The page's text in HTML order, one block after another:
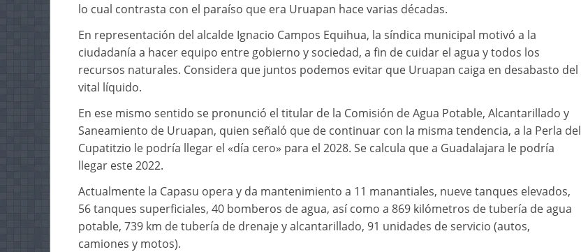
lo cual contrasta con el paraíso que era Uruapan hace varias décadas.
En representación del alcalde Ignacio Campos Equihua, la síndica municipal motivó a la
ciudadanía a hacer equipo entre gobierno y sociedad, a fin de cuidar el agua y todos los
recursos naturales. Considera que juntos podemos evitar que Uruapan caiga en desabasto del
vital líquido.
En ese mismo sentido se pronunció el titular de la Comisión de Agua Potable, Alcantarillado y
Saneamiento de Uruapan, quien señaló que de continuar con la misma tendencia, a la Perla del
Cupatitzio le podría llegar el «día cero» para el 2028. Se calcula que a Guadalajara le podría
llegar este 2022.
Actualmente la Capasu opera y da mantenimiento a 11 manantiales, nueve tanques elevados,
56 tanques superficiales, 40 bomberos de agua, así como a 869 kilómetros de tubería de agua
potable, 739 km de tubería de drenaje y alcantarillado, 91 unidades de servicio (autos,
camiones y motos).